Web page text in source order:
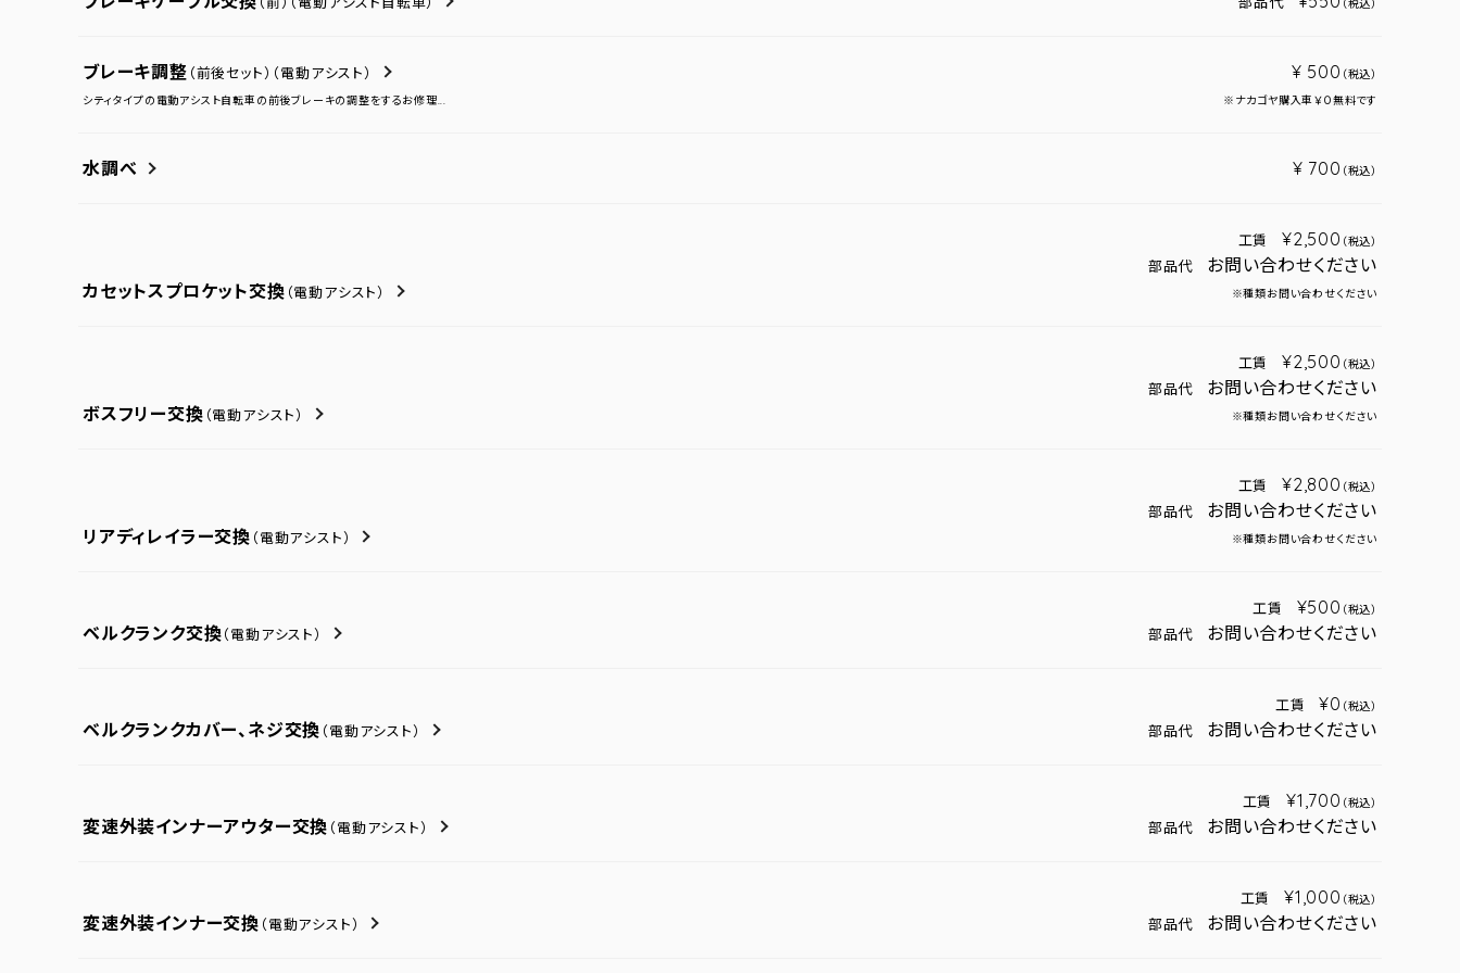
（税込）
ブレーキ調整 （前後セット） （電動アシスト）
シティタイプの電動アシスト自転車の前後ブレーキの調整をするお修理...
¥ 500 （税込）
※ナカゴヤ購入車￥０無料です
水調べ ¥ 700 （税込）
カセットスプロケット交換 （電動アシスト）
工賃 ¥2,500 （税込）
部品代 お問い合わせください
※種類お問い合わせください
ボスフリー交換 （電動アシスト）
工賃 ¥2,500 （税込）
部品代 お問い合わせください
※種類お問い合わせください
リアディレイラー交換 （電動アシスト）
工賃 ¥2,800 （税込）
部品代 お問い合わせください
※種類お問い合わせください
ベルクランク交換（電動アシスト）
工賃 ¥500 （税込）
部品代 お問い合わせください
ベルクランクカバー、ネジ交換 （電動アシスト）
工賃 ¥0 （税込）
部品代 お問い合わせください
変速外装インナーアウター交換 （電動アシスト）
工賃 ¥1,700 （税込）
部品代 お問い合わせください
変速外装インナー交換 （電動アシスト）
工賃 ¥1,000 （税込）
部品代 お問い合わせください